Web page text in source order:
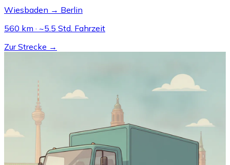
Wiesbaden → Berlin
560 km · ~5.5 Std. Fahrzeit
Zur Strecke →